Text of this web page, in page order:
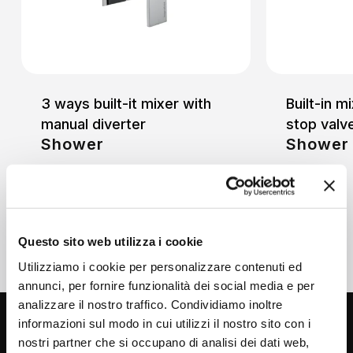
Questo sito web utilizza i cookie
Utilizziamo i cookie per personalizzare contenuti ed
annunci, per fornire funzionalità dei social media e per
analizzare il nostro traffico. Condividiamo inoltre
informazioni sul modo in cui utilizzi il nostro sito con i
nostri partner che si occupano di analisi dei dati web,
3 ways built-it mixer with
manual diverter
Shower
Built-in
stop
Shower